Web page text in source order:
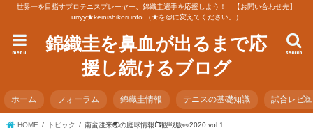
世界一を目指すプロテニスプレーヤー、錦織圭選手を応援しよう！ 【お問い合わせ先】
urryy★keinishikori.info （★を@に変えてください。）
錦織圭を鼻血が出るまで応
援し続けるブログ
search
menu
ホーム フォーラム 錦織圭情報 テニスの基礎知識 試合レビ
HOME トピック 南蛮渡来🌏の庭球情報📺観戦版👀2020.vol.1